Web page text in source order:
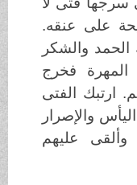
على عنقه.
والشكر
فخرج
ارتبك الفتى
والإصرار
عليهم